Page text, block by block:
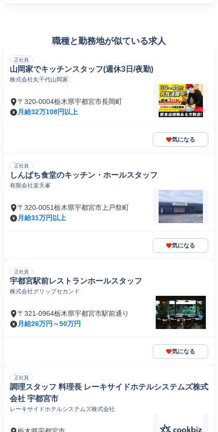
職種と勤務地が似ている求人
正社員
山岡家でキッチンスタッフ(週休3日/夜勤)
株式会社丸千代山岡家
〒320-0004栃木県宇都宮市長岡町
月給32万108円以上
気になる
正社員
しんぱち食堂のキッチン・ホールスタッフ
有限会社楽天峯
〒320-0051栃木県宇都宮市上戸祭町
月給31万円以上
気になる
正社員
宇都宮駅前レストランホールスタッフ
株式会社グリップセカンド
〒321-0964栃木県宇都宮市駅前通り
月給26万円～50万円
気になる
正社員
調理スタッフ 料理長 レーキサイドホテルシステムズ株式
会社 宇都宮市
レーキサイドホテルシステムズ株式会社